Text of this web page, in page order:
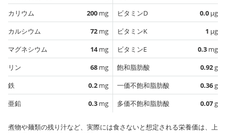
カリウム
200 mg
カルシウム
72 mg
マグネシウム
14mg
リン
68 mg
鉄
0.2 mg
亜鉛
0.3 mg
ビタミンD
0.0 µg
ビタミンK
1 µg
ビタミンE
0.3 mg
飽和脂肪酸
0.92g
一価不飽和脂肪酸
0.36g
多価不飽和脂肪酸
0.07g
煮物や麺類の残り汁など、実際には食さないと想定される栄養価は、上